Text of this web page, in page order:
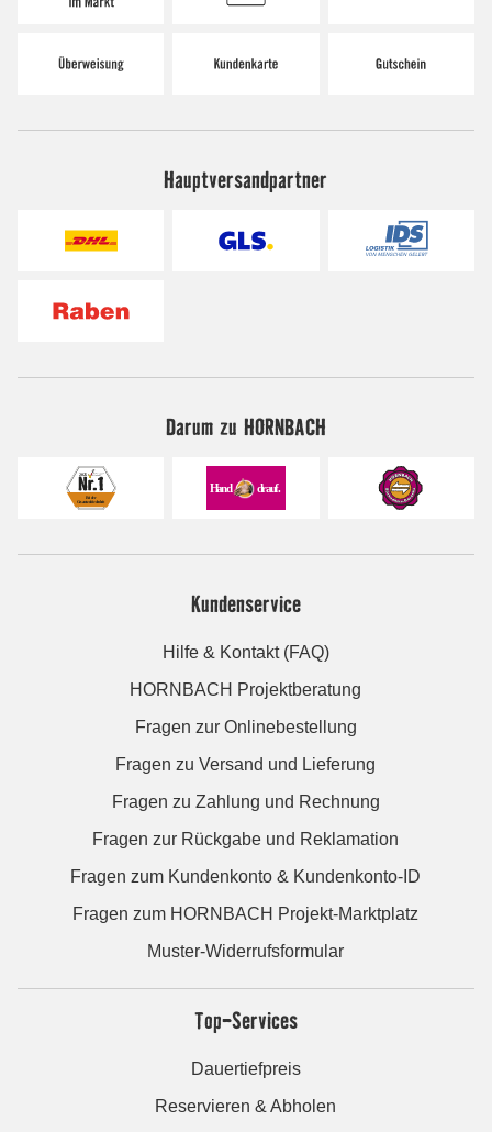
Hauptversandpartner
Darum zu HORNBACH
Kundenservice
Hilfe & Kontakt (FAQ)
HORNBACH Projektberatung
Fragen zur Onlinebestellung
Fragen zu Versand und Lieferung
Fragen zu Zahlung und Rechnung
Fragen zur Rückgabe und Reklamation
Fragen zum Kundenkonto & Kundenkonto-ID
Fragen zum HORNBACH Projekt-Marktplatz
Muster-Widerrufsformular
Top-Services
Dauertiefpreis
Reservieren & Abholen